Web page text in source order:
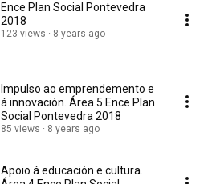
Ence Plan Social Pontevedra
2018
123 views 8 years ago
Impulso ao emprendemento e
á innovación. Área 5 Ence Plan
Social Pontevedra 2018
85 views 8 years ago
Apoio á educación e cultura.